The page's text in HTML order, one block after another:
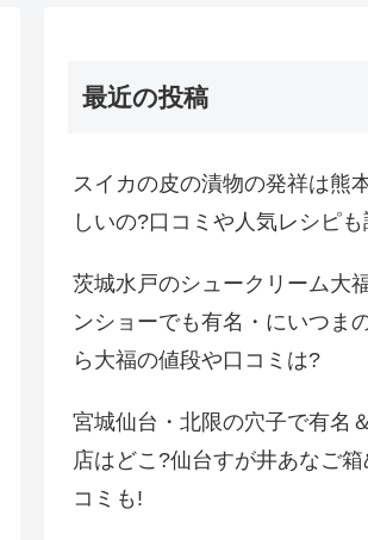
最近の投稿
スイカの皮の漬物の発祥は熊
しいの?口コミや人気レシピも
茨城水戸のシュークリーム大
ンショーでも有名・にいつま
ら大福の値段や口コミは?
宮城仙台・北限の穴子で有名
店はどこ?仙台すが井あなご箱
コミも!